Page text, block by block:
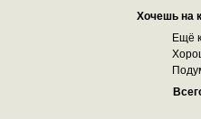
Хочешь на
Ещё